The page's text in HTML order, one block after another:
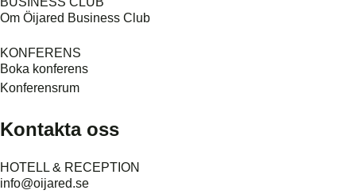
Om Öijared Business Club
KONFERENS
Boka konferens
Konferensrum
Kontakta oss
HOTELL & RECEPTION
info@oijared.se